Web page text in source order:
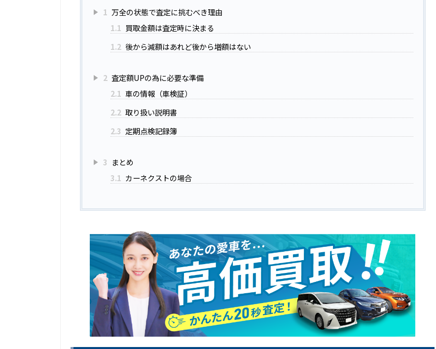
1 万全の状態で査定に挑むべき理由
1.1 買取金額は査定時に決まる
1.2 後から減額はあれど後から増額はない
2 査定額UPの為に必要な準備
2.1 車の情報（車検証）
2.2 取り扱い説明書
2.3 定期点検記録簿
3 まとめ
3.1 カーネクストの場合